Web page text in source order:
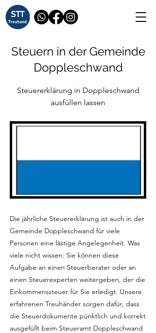
Steuern in der Gemeinde
Doppleschwand
Steuererklärung in Doppleschwand
ausfüllen lassen
Die jährliche Steuererklärung ist auch in der
Gemeinde Doppleschwand für viele
Personen eine lästige Angelegenheit. Was
viele nicht wissen: Sie können diese
Aufgabe an einen Steuerberater oder an
einen Steuerexperten weitergeben, der die
Einkommenssteuer für Sie erledigt. Unsere
erfahrenen Treuhänder sorgen dafür, dass
die Steuerdokumente pünktlich und korrekt
ausgefüllt beim Steueramt Doppleschwand